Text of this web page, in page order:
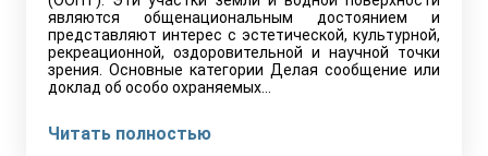
являются общенациональным достоянием и
представляют интерес с эстетической, культурной,
рекреационной, оздоровительной и научной точки
зрения. Основные категории Делая сообщение или
доклад об особо охраняемых…
Читать полностью